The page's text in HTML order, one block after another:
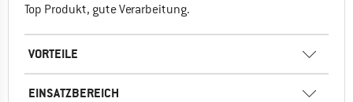
Top Produkt, gute Verarbeitung.
VORTEILE
EINSATZBEREICH